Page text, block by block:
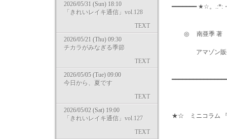
2026/05/31 (Sun) 18:10
「きれいレイキ通信」vol.128
TEXT
2026/05/21 (Thu) 09:30
チカラがみなぎる季節
TEXT
2026/05/05 (Tue) 09:00
今日から、夏です
TEXT
2026/05/02 (Sat) 19:00
「きれいレイキ通信」vol.127
TEXT
━━━━━━━ ★☆。
◎ 南亜季 著 『
アマゾン販売ペ
★☆ ミニコラム